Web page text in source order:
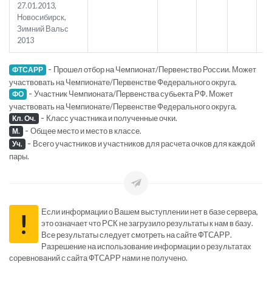
27.01.2013,
Новосибирск,
Зимний Вальс
2013
ФТСАРР - Прошел отбор на Чемпионат/Первенство России. Может
участвовать на Чемпионате/Первенстве Федерального округа.
ФО - Участник Чемпионата/Первенства субьекта РФ. Может
участвовать на Чемпионате/Первенстве Федерального округа.
Кл. Оч. - Класс участника и полученные очки.
М. - Общее место и место в классе.
Уч. - Всего участников и участников для расчета очков для каждой
пары.
!
Если информации о Вашем выступлении нет в базе сервера,
это означает что РСК не загрузило результаты к нам в базу.
Все результаты следует смотреть на сайте ФТСАРР.
Разрешение на использование информации о результатах
соревнований с сайта ФТСАРР нами не получено.